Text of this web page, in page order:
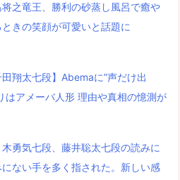
将之竜王、勝利の砂蒸し風呂で癒や
ときの笑顔が可愛いと話題に
田翔太七段】Abemaに”声だけ出
アメーバ人形 理由や真相の憶測が
勇気七段、藤井聡太七段の読みに
ない手を多く指された。新しい感